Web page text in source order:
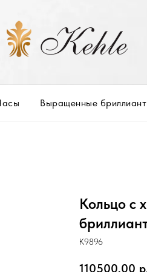
Выращенные
Кольцо с
К9896
110500,00